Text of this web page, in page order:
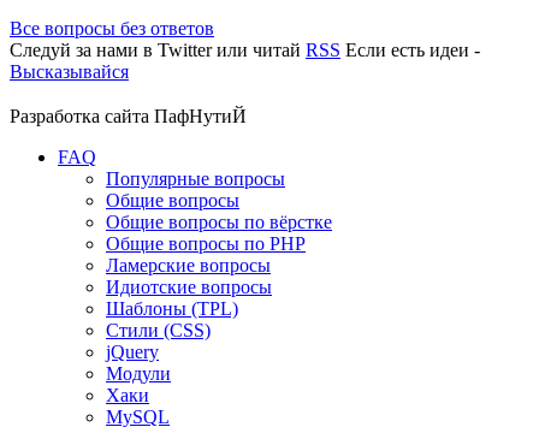
Все вопросы без ответов
Следуй за нами в Twitterили читай RSS Если есть идеи -
Высказывайся
Разработка сайта ПафНутиЙ
FAQ
Популярные вопросы
Общие вопросы
Общие вопросы по вёрстке
Общие вопросы по PHP
Ламерские вопросы
Идиотские вопросы
Шаблоны (TPL)
Стили (CSS)
jQuery
Модули
Хаки
MySQL